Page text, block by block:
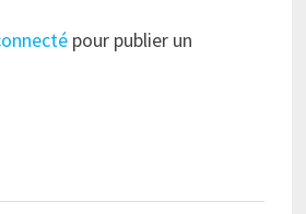
pour publier un